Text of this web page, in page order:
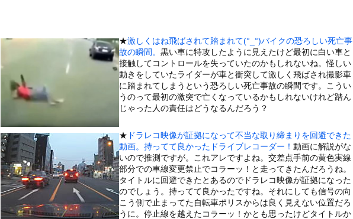
【画像】滋賀の可愛すぎる学生さん、甲子園で発見される
勢いよく放水しているところに顔面から突っ込む女性
【動画】ヒョウ2頭が木に登って激しい戦い
【黒歴史】こういう昔の大学ヤリサーの流出エロ動画（顔出し）が一番抜ける
韓国人「安貞桓が韓国代表に激怒！『惨憺たる結果、徹底的な刷新が必要だ』と監督や協会を...
ケンタッキーとか言う唐揚げ屋ｗｗｗｗｗ
【画像】このAVが性癖ブッ刺さりで精子ドクドク作られるわｗｗｗｗ
【悲報】味噌ラーメンで行列、出来ない
【中国】男の子が爆竹に点火 マンホールが爆発しふた吹き飛ぶ
【画像】伊藤舞雪とかいうＡＶ女優ｗｗｗｗｗｗｗｗｗｗw
【緊急】肛門にスティックのり入れたけど出てこないの！！
★激しくはね飛ばされて踏まれて(°_°)バイクの恐ろしい死亡事
故の瞬間。 黒い車に特攻したように見えたけど最初に白い車と
接触してコントロールを失っていたのかもしれないね。怪しい
動きをしていたライダーが車と衝突して激しく飛ばされ撮影車
に踏まれてしまうという恐ろしい死亡事故の瞬間です。こうい
うのって最初の激突で亡くなっているかもしれないけれど踏ん
じゃった人の責任はどうなるんだろう？
★ ドラレコ映像が証拠になって不当な取り締まりを回避できた
動画。持ってて良かったドライブレコーダー！ 動画に解説がな
いので推測ですが。これアレですよね。交差点手前の黄色実線
部分での車線変更禁止でコラーッ！と走ってきたんだろうね。
タイトルに回避できたとあるのでドラレコ映像が証拠になった
のでしょう。持ってて良かったですね。それにしても信号の向
こう側で止まってた自転車ポリスからは良く見えない位置だろ
うに。停止線を越えたコラーッ！かとも思ったけどタイトルか